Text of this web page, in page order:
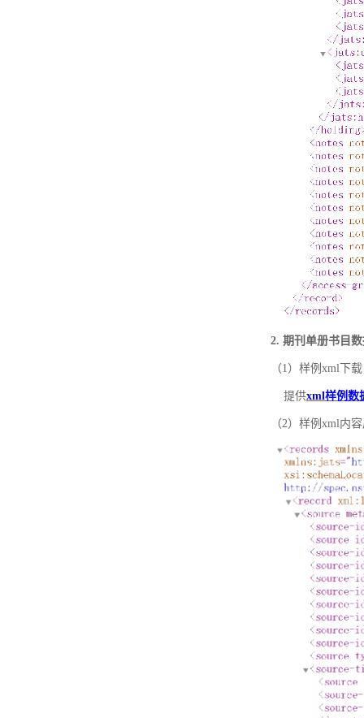
2. 期刊单册书目
（1）样例xml下载
提供xml样例数
（2）样例xml内